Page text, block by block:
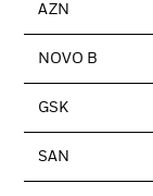
AZN
NOVO B
GSK
SAN